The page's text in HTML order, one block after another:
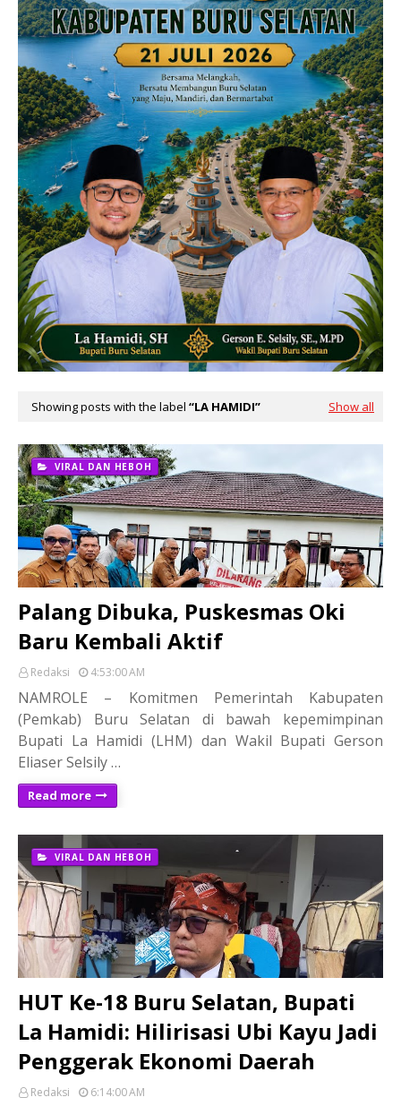
Showing posts with the label LA HAMIDI Show all
VIRAL DAN HEBOH
Palang Dibuka, Puskesmas Oki
Baru Kembali Aktif
Redaksi 4:53:00 AM
NAMROLE – Komitmen Pemerintah Kabupaten
(Pemkab) Buru Selatan di bawah kepemimpinan
Bupati La Hamidi (LHM) dan Wakil Bupati Gerson
Eliaser Selsily …
Read more
VIRAL DAN HEBOH
HUT Ke-18 Buru Selatan, Bupati
La Hamidi: Hilirisasi Ubi Kayu Jadi
Penggerak Ekonomi Daerah
Redaksi 6:14:00 AM